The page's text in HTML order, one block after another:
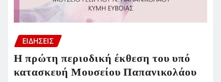
ΕΙΔΗΣΕΙΣ
Η πρώτη περιοδική έκθεση του υπό
κατασκευή Μουσείου Παπανικολάου